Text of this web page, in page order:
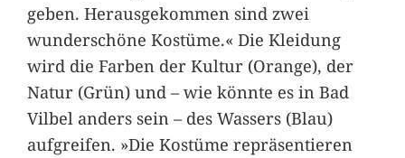
geben. Herausgekommen sind zwei
wunderschöne Kostüme.« Die Kleidung
wird die Farben der Kultur (Orange), der
Natur (Grün) und – wie könnte es in Bad
Vilbel anders sein – des Wassers (Blau)
aufgreifen. »Die Kostüme repräsentieren